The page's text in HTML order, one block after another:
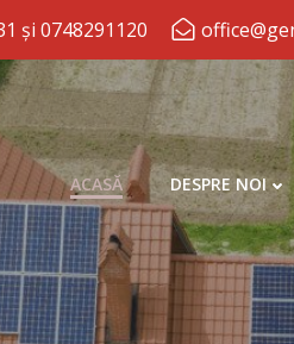
și 0748291120
ACASĂ DESPRE NOI